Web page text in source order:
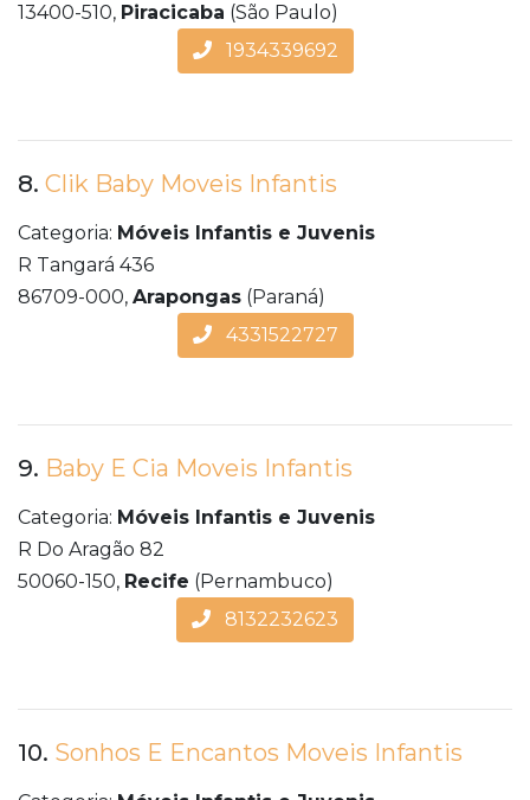
13400-510, Piracicaba (São Paulo)
1934339692
8. Clik Baby Moveis Infantis
Categoria: Móveis Infantis e Juvenis
R Tangará 436
86709-000, Arapongas (Paraná)
4331522727
9. Baby E Cia Moveis Infantis
Categoria: Móveis Infantis e Juvenis
R Do Aragão 82
50060-150, Recife (Pernambuco)
8132232623
10. Sonhos E Encantos Moveis Infantis